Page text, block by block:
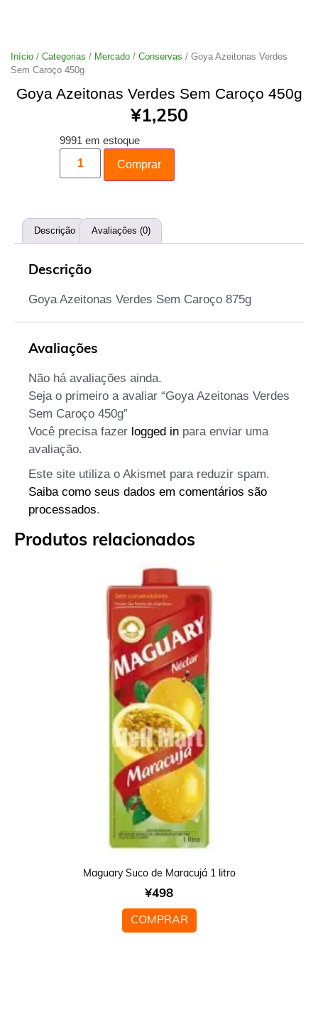
Início / Categorias / Mercado / Conservas / Goya Azeitonas Verdes
Sem Caroço 450g
Goya Azeitonas Verdes Sem Caroço 450g
¥1,250
9991 em estoque
Comprar
Descrição Avaliações (0)
Descrição
Goya Azeitonas Verdes Sem Caroço 875g
Avaliações
Não há avaliações ainda.
Seja o primeiro a avaliar “Goya Azeitonas Verdes
Sem Caroço 450g”
Você precisa fazer logged in para enviar uma
avaliação.
Este site utiliza o Akismet para reduzir spam.
Saiba como seus dados em comentários são
processados.
Produtos relacionados
Maguary Suco de Maracujá 1 litro
¥498
COMPRAR